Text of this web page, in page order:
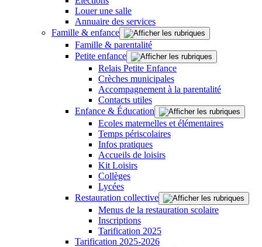
Louer une salle
Annuaire des services
Famille & enfance
Famille & parentalité
Petite enfance
Relais Petite Enfance
Crèches municipales
Accompagnement à la parentalité
Contacts utiles
Enfance & Éducation
Ecoles maternelles et élémentaires
Temps périscolaires
Infos pratiques
Accueils de loisirs
Kit Loisirs
Collèges
Lycées
Restauration collective
Menus de la restauration scolaire
Inscriptions
Tarification 2025
Tarification 2025-2026